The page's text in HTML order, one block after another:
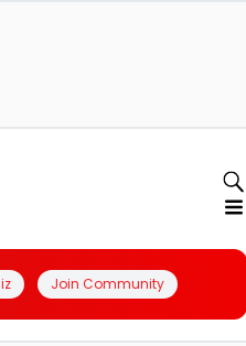
Join Community